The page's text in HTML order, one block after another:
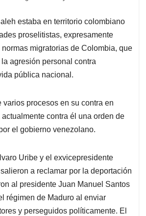
estaba en territorio colombiano
proselitistas, expresamente
migratorias de Colombia, que
la agresión personal contra
pública nacional.
varios procesos en su contra en
contra él una orden de
el gobierno venezolano.
Uribe y el exvicepresidente
a reclamar por la deportación
al presidente Juan Manuel Santos
régimen de Maduro al enviar
y perseguidos políticamente. El